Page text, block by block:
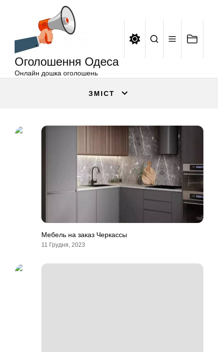
Оголошення Одеса
Онлайн дошка оголошень
ЗМІСТ
Мебель на заказ Черкассы
11 Грудня, 2023